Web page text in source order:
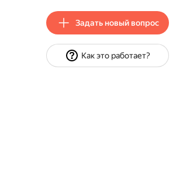
Задать новый вопрос
Как это работает?